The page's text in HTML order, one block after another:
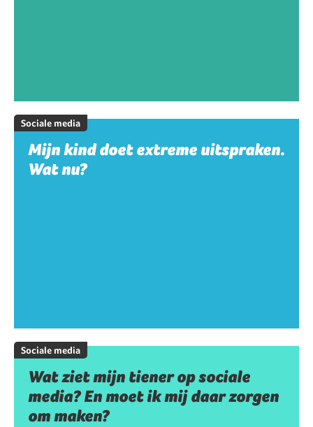
Sociale media
Mijn kind doet extreme uitspraken.
Wat nu?
Sociale media
Wat ziet mijn tiener op sociale
media? En moet ik mij daar zorgen
om maken?